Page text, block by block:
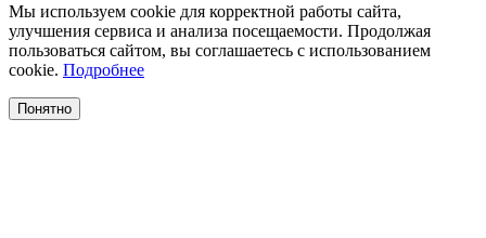
Мы используем cookie для корректной работы сайта,
улучшения сервиса и анализа посещаемости. Продолжая
пользоваться сайтом, вы соглашаетесь с использованием
cookie. Подробнее
Понятно